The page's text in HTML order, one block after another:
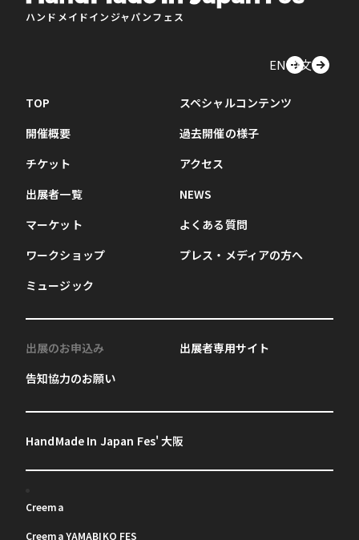
ハンドメイドインジャパンフェス
EN中文
TOP
開催概要
チケット
出展者一覧
マーケット
ワークショップ
ミュージック
スペシャルコンテンツ
過去開催の様子
アクセス
NEWS
よくある質問
プレス・メディアの方へ
出展のお申込み
告知協力のお願い
出展者専用サイト
HandMade In Japan Fes' 大阪
Creema
Creema YAMABIKO FES